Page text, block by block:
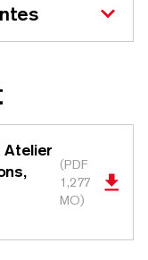
Atelier
(PDF
1,277
MO)